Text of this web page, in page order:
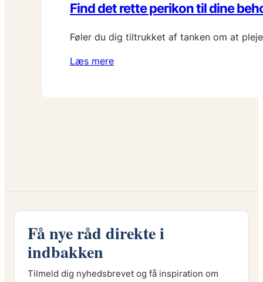
Find det rette perikon til dine
Føler du dig tiltrukket af tanken om at
Læs mere
Få nye råd direkte i
indbakken
Tilmeld dig nyhedsbrevet og få inspiration om